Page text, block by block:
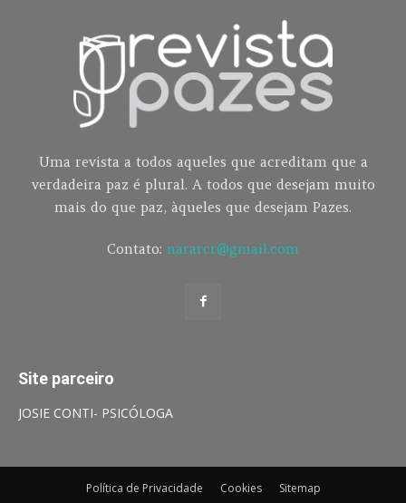
Uma revista a todos aqueles que acreditam que a
verdadeira paz é plural. A todos que desejam muito
mais do que paz, àqueles que desejam Pazes.
Contato: nararcr@gmail.com
Site parceiro
JOSIE CONTI- PSICÓLOGA
Política de Privacidade Cookies Sitemap